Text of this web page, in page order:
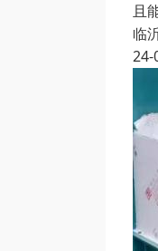
且
临
24-